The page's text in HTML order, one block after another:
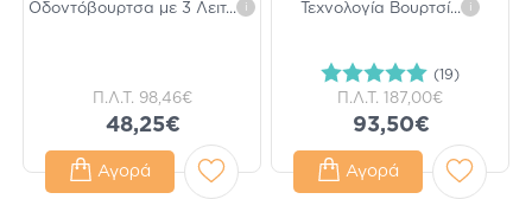
Οδοντόβουρτσα με 3 Λειτ... i
Π.Λ.Τ. 98,46€
48,25€
Αγορά
Τεχνολογία Βουρτσί... i
(19)
Π.Λ.Τ. 187,00€
93,50€
Αγορά